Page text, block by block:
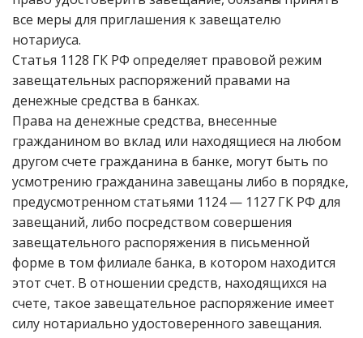
все меры для приглашения к завещателю
нотариуса.
Статья 1128 ГК РФ определяет правовой режим
завещательных распоряжений правами на
денежные средства в банках.
Права на денежные средства, внесенные
гражданином во вклад или находящиеся на любом
другом счете гражданина в банке, могут быть по
усмотрению гражданина завещаны либо в порядке,
предусмотренном статьями 1124 — 1127 ГК РФ для
завещаний, либо посредством совершения
завещательного распоряжения в письменной
форме в том филиале банка, в котором находится
этот счет. В отношении средств, находящихся на
счете, такое завещательное распоряжение имеет
силу нотариально удостоверенного завещания.